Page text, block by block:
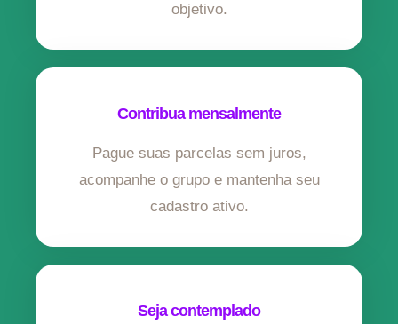
objetivo.
Contribua mensalmente
Pague suas parcelas sem juros,
acompanhe o grupo e mantenha seu
cadastro ativo.
Seja contemplado